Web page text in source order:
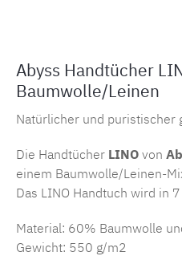
Abyss Handtücher
Baumwolle/Leinen
Natürlicher und puristischer
Die Handtücher LINO von
einem Baumwolle/Leinen-
Das LINO Handtuch wird in
Material: 60% Baumwolle
Gewicht: 550 g/m2